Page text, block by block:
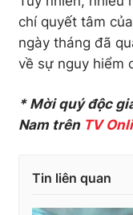
chí quyết tâm
ngày tháng đã
về sự nguy hiểm
* Mời quý độc
Nam trên TV
Tin liên quan